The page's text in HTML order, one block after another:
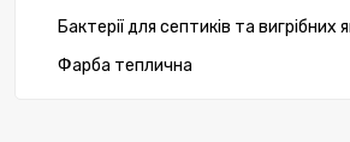
Бактерії для септиків та вигрібних
Фарба теплична